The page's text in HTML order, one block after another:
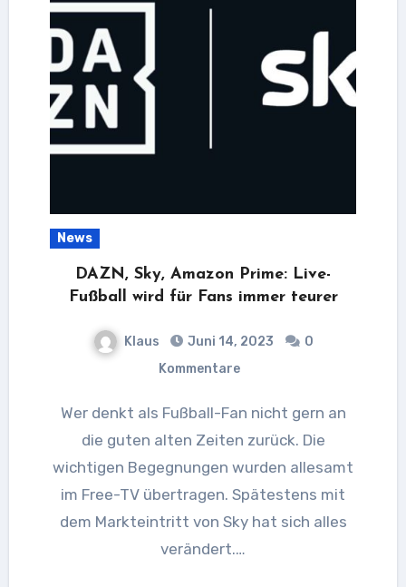
News
DAZN, Sky, Amazon Prime: Live-
Fußball wird für Fans immer teurer
Klaus Juni 14, 2023
0
Kommentare
Wer denkt als Fußball-Fan nicht gern an
die guten alten Zeiten zurück. Die
wichtigen Begegnungen wurden allesamt
im Free-TV übertragen. Spätestens mit
dem Markteintritt von Sky hat sich alles
verändert.…